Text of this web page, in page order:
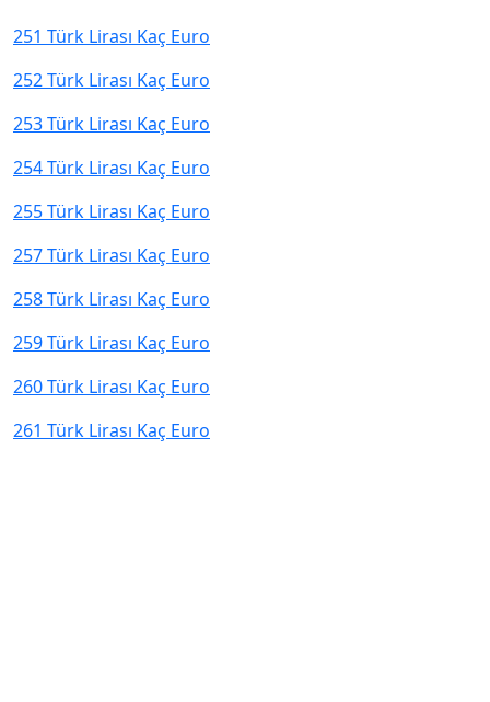
251 Türk Lirası Kaç Euro
252 Türk Lirası Kaç Euro
253 Türk Lirası Kaç Euro
254 Türk Lirası Kaç Euro
255 Türk Lirası Kaç Euro
257 Türk Lirası Kaç Euro
258 Türk Lirası Kaç Euro
259 Türk Lirası Kaç Euro
260 Türk Lirası Kaç Euro
261 Türk Lirası Kaç Euro